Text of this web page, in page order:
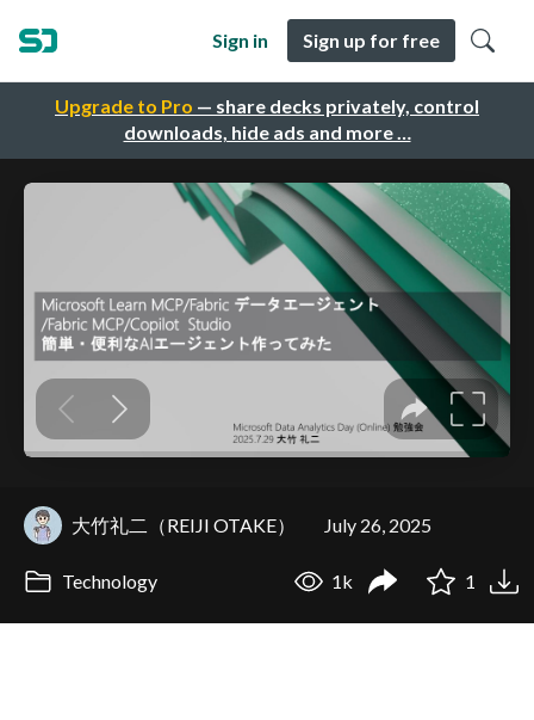
Upgrade to Pro — share decks privately, control
downloads, hide ads and more …
Sign in Sign up for free
大竹礼二（REIJI OTAKE） July 26, 2025
Technology 1k 1